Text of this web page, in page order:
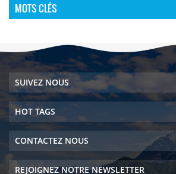
MOTS CLÉS
SUIVEZ NOUS
HOT TAGS
CONTACTEZ NOUS
REJOIGNEZ NOTRE NEWSLETTER